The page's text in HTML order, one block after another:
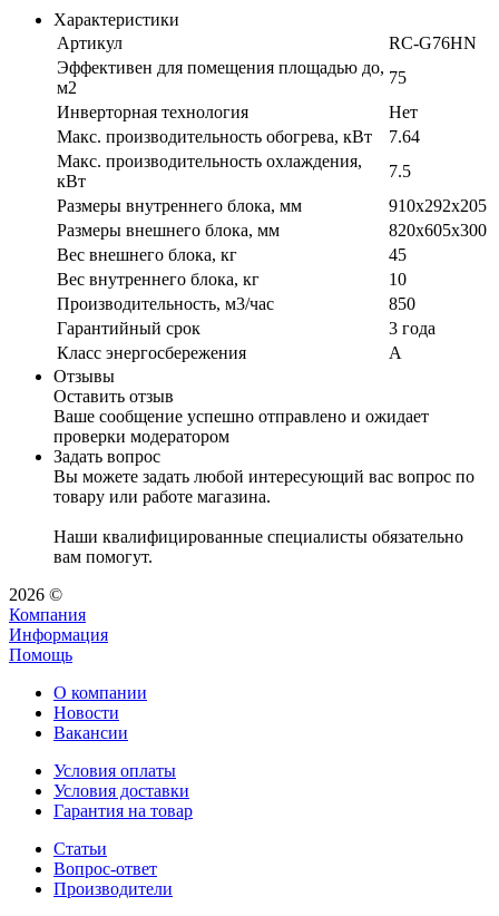
Характеристики
Артикул
RC-G76HN
Эффективен для помещения площадью до,
м2
75
Инверторная технология
Нет
Макс. производительность обогрева, кВт
7.64
Макс. производительность охлаждения,
кВт
7.5
Размеры внутреннего блока, мм
910x292x205
Размеры внешнего блока, мм
820x605x300
Вес внешнего блока, кг
45
Вес внутреннего блока, кг
10
Производительность, м3/час
850
Гарантийный срок
3 года
Класс энергосбережения
А
Отзывы
Оставить отзыв
Ваше сообщение успешно отправлено и ожидает
проверки модератором
Задать вопрос
Вы можете задать любой интересующий вас вопрос по
товару или работе магазина.
Наши квалифицированные специалисты обязательно
вам помогут.
2026 ©
Компания
Информация
Помощь
О компании
Новости
Вакансии
Условия оплаты
Условия доставки
Гарантия на товар
Статьи
Вопрос-ответ
Производители